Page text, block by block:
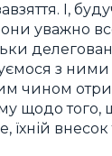
І,
уважно
з ними
чином
щодо
внесок